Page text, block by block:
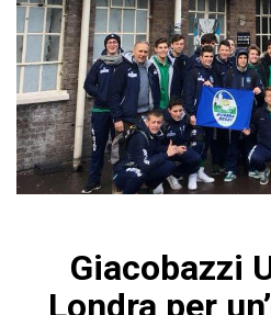
Giacobazzi
Londra per